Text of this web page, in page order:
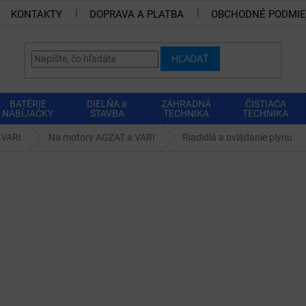
KONTAKTY DOPRAVA A PLATBA OBCHODNÉ
HĽADAŤ
BATÉRIE
NABÍJAČKY
DIELŇA a
STAVBA
ZÁHRADNÁ
TECHNIKA
ČISTIACA
TECHNIKA
Na motory AGZAT a VARI Riadidlá a ovládanie plynu